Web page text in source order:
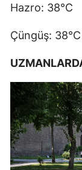
Hazro: 38°C
Çüngüş: 38°C